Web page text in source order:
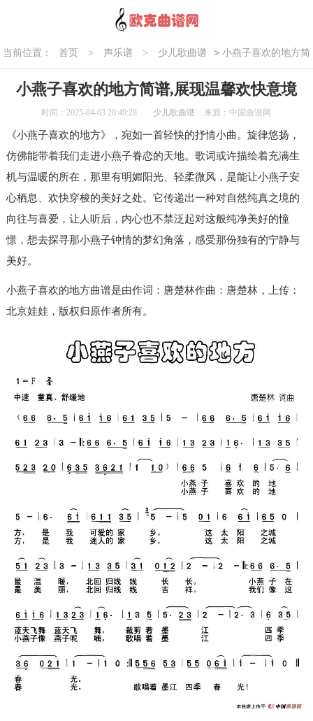
当前位置： 首页 > 声乐谱 > 少儿歌曲谱 > 小燕子喜欢的地方简
小燕子喜欢的地方简谱,展现温馨欢快意境
时间：2025-04-03 20:49:28 少儿歌曲谱 来源：中国曲谱网
《小燕子喜欢的地方》，宛如一首轻快的抒情小曲。旋律悠扬，
仿佛能带着我们走进小燕子眷恋的天地。歌词或许描绘着充满生
机与温暖的所在，那里有明媚阳光、轻柔微风，是能让小燕子安
心栖息、欢快穿梭的美好之处。它传递出一种对自然纯真之境的
向往与喜爱，让人听后，内心也不禁泛起对这般纯净美好的憧
憬，想去探寻那小燕子钟情的梦幻角落，感受那份独有的宁静与
美好。
小燕子喜欢的地方曲谱是由作词：唐楚林作曲：唐楚林，上传：
北京娃娃，版权归原作者所有。